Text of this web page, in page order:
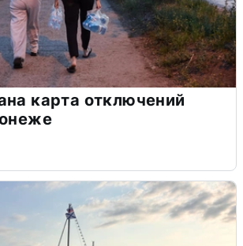
карта отключений